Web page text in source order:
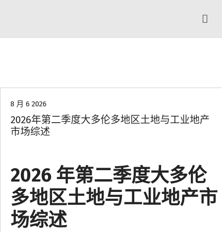
8 月 6 2026
2026年第二季度大多伦多地区土地与工业地产
市场综述
2026 年第二季度大多伦
多地区土地与工业地产市
场综述